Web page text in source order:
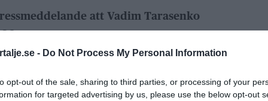
- Do Not Process My Personal Information
opt-out of the sale, sharing to third parties, or processing of your
for targeted advertising by us, please use the below opt-out
att Vadim Tarasenko
att Vadim Tarasenko gör sin andra raka